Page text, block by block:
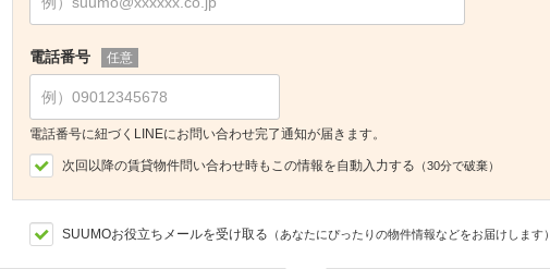
電話番号 任意
電話番号に紐づくLINEにお問い合わせ完了通知が届きます。
次回以降の賃貸物件問い合わせ時もこの情報を自動入力する （30分で破棄）
SUUMOお役立ちメールを受け取る （あなたにぴったりの物件情報などをお届けします）